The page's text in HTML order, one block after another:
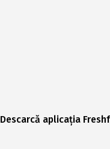
Descarcă aplicația